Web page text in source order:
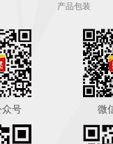
产品包装
众号 微